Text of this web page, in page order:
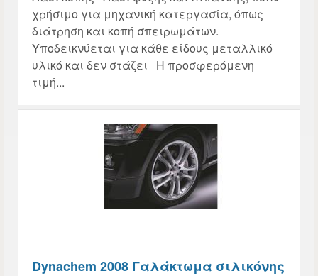
χρήσιμο για μηχανική κατεργασία, όπως
διάτρηση και κοπή σπειρωμάτων.
Υποδεικνύεται για κάθε είδους μεταλλικό
υλικό και δεν στάζει Η προσφερόμενη
τιμή...
Dynachem 2008 Γαλάκτωμα σιλικόνης